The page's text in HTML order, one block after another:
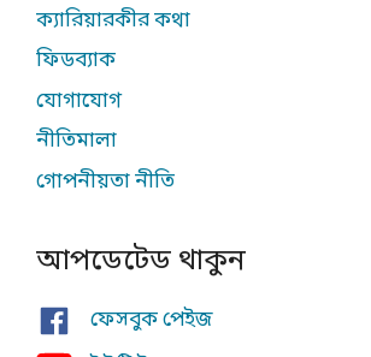
ক্যারিয়ারকীর কথা
ফিডব্যাক
যোগাযোগ
নীতিমালা
গোপনীয়তা নীতি
আপডেটেড থাকুন
ফেসবুক পেইজ